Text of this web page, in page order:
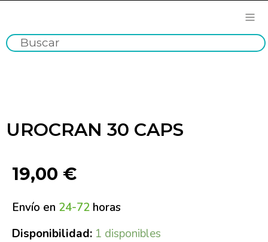
UROCRAN 30 CAPS
19,00 €
Envío en 24-72 horas
Disponibilidad: 1 disponibles